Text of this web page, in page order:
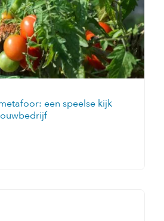
een speelse kijk